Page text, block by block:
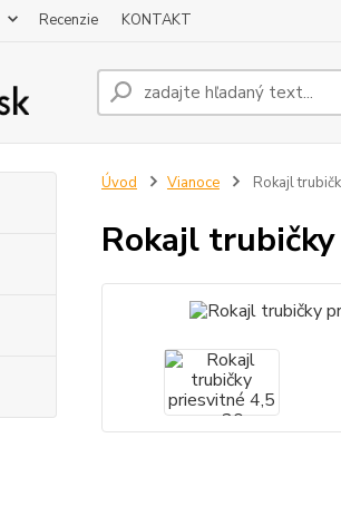
Recenzie KONTAKT
Úvod Vianoce Rokajl
Rokajl